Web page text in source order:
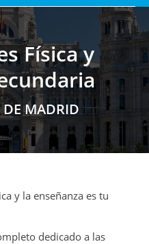
Física y
MADRID
y la enseñanza es tu
dedicado a las